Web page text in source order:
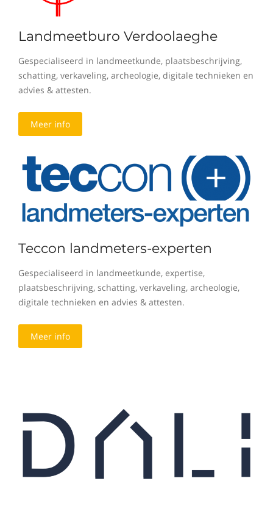
Landmeetburo Verdoolaeghe
Gespecialiseerd in landmeetkunde, plaatsbeschrijving,
schatting, verkaveling, archeologie, digitale technieken en
advies & attesten.
Meer info
Teccon landmeters-experten
Gespecialiseerd in landmeetkunde, expertise,
plaatsbeschrijving, schatting, verkaveling, archeologie,
digitale technieken en advies & attesten.
Meer info